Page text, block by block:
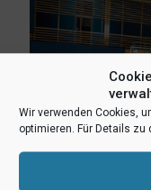
Wir verwenden Cookies,
optimieren. Für Details zu